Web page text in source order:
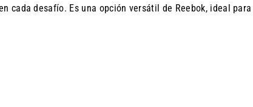
cada desafío. Es una opción versátil de Reebok, ideal